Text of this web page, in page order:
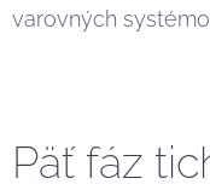
varovných
Päť fáz